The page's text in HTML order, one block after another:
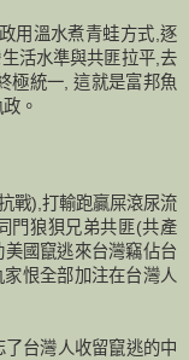
用溫水煮青蛙方式,逐
活水準與共匪拉平,去
極統一, 這就是富邦魚
。
戰),打輸跑贏屎滾尿流
門狼狽兄弟共匪(共產
國竄逃來台灣竊佔台
恨全部加注在台灣人
台灣人收留竄逃的中